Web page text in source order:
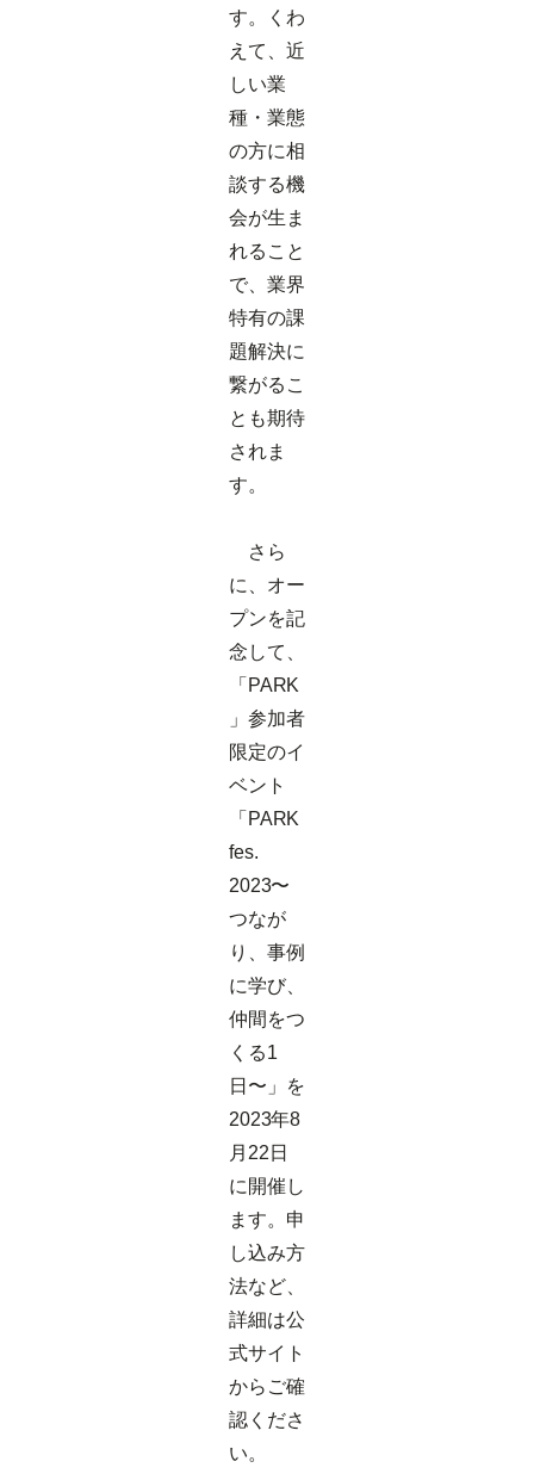
す。くわ
えて、近
しい業
種・業態
の方に相
談する機
会が生ま
れること
で、業界
特有の課
題解決に
繋がるこ
とも期待
されま
す。
さら
に、オー
プンを記
念して、
「PARK
」参加者
限定のイ
ベント
「PARK
fes.
2023〜
つなが
り、事例
に学び、
仲間をつ
くる1
日〜」を
2023年8
月22日
に開催し
ます。申
し込み方
法など、
詳細は公
式サイト
からご確
認くださ
い。